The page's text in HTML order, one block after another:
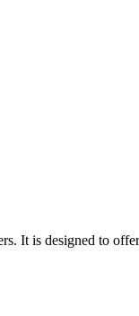
It is designed to